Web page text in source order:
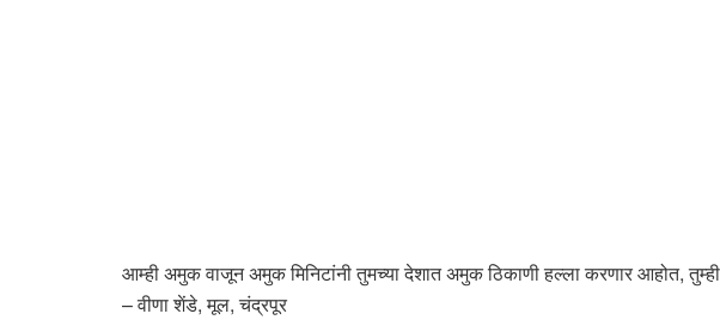
आम्ही अमुक वाजून अमुक मिनिटांनी तुमच्या देशात अमुक ठिकाणी हल्ला करणार आहोत,
– वीणा शेंडे, मूल, चंद्रपूर